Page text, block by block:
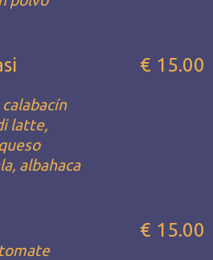
latte,
albahaca
€ 15.00
€ 15.00